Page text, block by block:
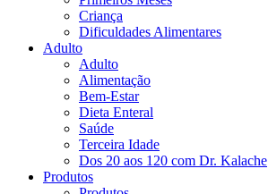
Criança
Dificuldades Alimentares
Adulto
Adulto
Alimentação
Bem-Estar
Dieta Enteral
Saúde
Terceira Idade
Dos 20 aos 120 com Dr. Kalache
Produtos